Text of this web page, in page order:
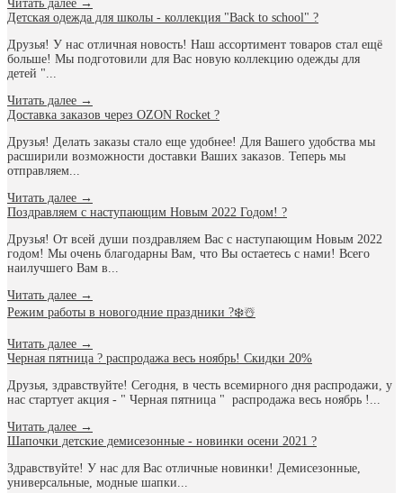
Читать далее →
Детская одежда для школы - коллекция "Back to school" ?
Друзья! У нас отличная новость! Наш ассортимент товаров стал ещё
больше! Мы подготовили для Вас новую коллекцию одежды для
детей "...
Читать далее →
Доставка заказов через OZON Rocket ?
Друзья! Делать заказы стало еще удобнее! Для Вашего удобства мы
расширили возможности доставки Ваших заказов. Теперь мы
отправляем...
Читать далее →
Поздравляем с наступающим Новым 2022 Годом! ?
Друзья! От всей души поздравляем Вас с наступающим Новым 2022
годом! Мы очень благодарны Вам, что Вы остаетесь с нами! Всего
наилучшего Вам в...
Читать далее →
Режим работы в новогодние праздники ?❄️☃️
Читать далее →
Черная пятница ? распродажа весь ноябрь! Скидки 20%
Друзья, здравствуйте! Сегодня, в честь всемирного дня распродажи, у
нас стартует акция - " Черная пятница " распродажа весь ноябрь !...
Читать далее →
Шапочки детские демисезонные - новинки осени 2021 ?
Здравствуйте! У нас для Вас отличные новинки! Демисезонные,
универсальные, модные шапки...